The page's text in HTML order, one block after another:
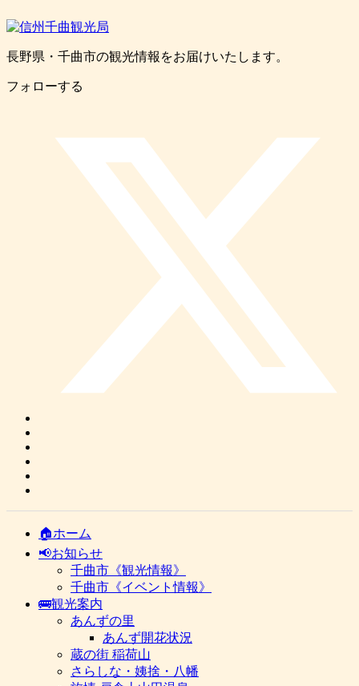
長野県・千曲市の観光情報をお届けいたします。
フォローする
🏠ホーム
📢お知らせ
千曲市《観光情報》
千曲市《イベント情報》
🚌観光案内
あんずの里
あんず開花状況
蔵の街 稲荷山
さらしな・姨捨・八幡